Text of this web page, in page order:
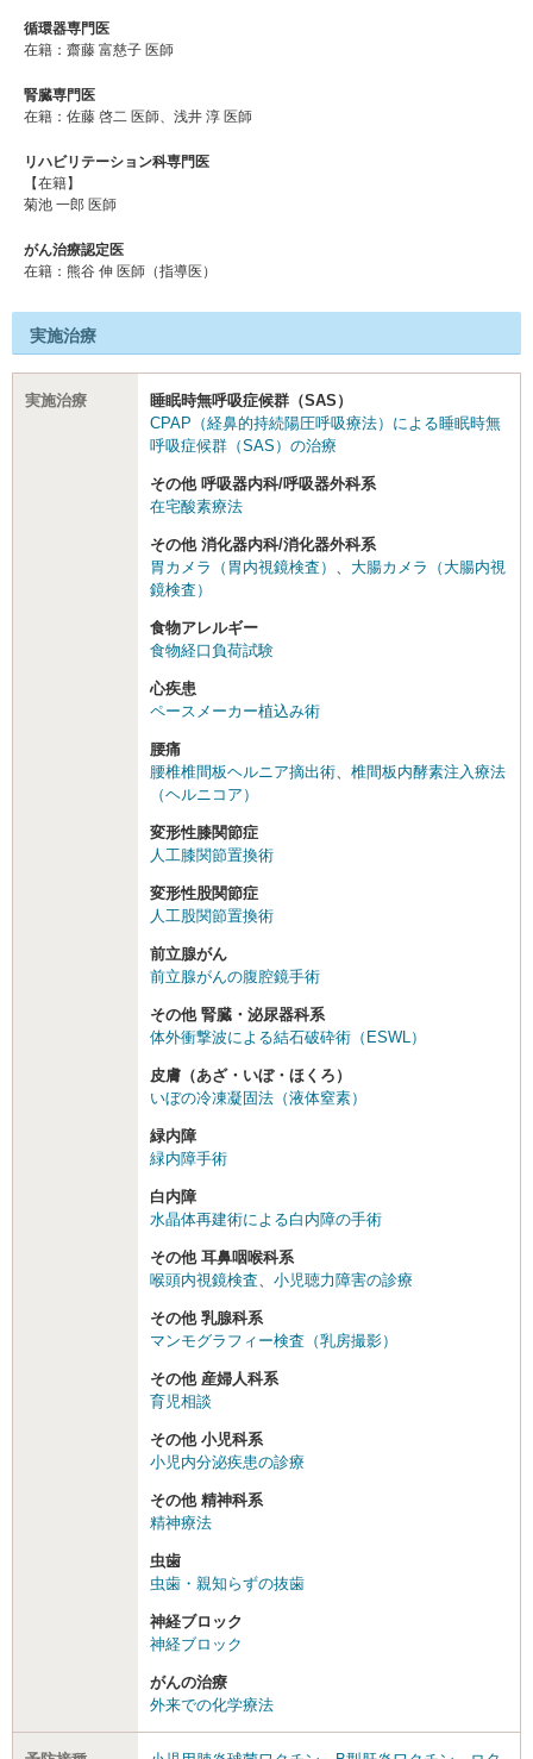
循環器専門医
在籍：齋藤 富慈子 医師
腎臓専門医
在籍：佐藤 啓二 医師、浅井 淳 医師
リハビリテーション科専門医
【在籍】
菊池 一郎 医師
がん治療認定医
在籍：熊⾕ 伸 医師（指導医）
実施治療
実施治療
睡眠時無呼吸症候群（SAS）
CPAP（経鼻的持続陽圧呼吸療法）による睡眠時無
呼吸症候群（SAS）の治療
その他 呼吸器内科/呼吸器外科系
在宅酸素療法
その他 消化器内科/消化器外科系
胃カメラ（胃内視鏡検査）
大腸カメラ（大腸内視
鏡検査）
食物アレルギー
食物経口負荷試験
心疾患
ペースメーカー植込み術
腰痛
腰椎椎間板ヘルニア摘出術
椎間板内酵素注入療法
（ヘルニコア）
変形性膝関節症
人工膝関節置換術
変形性股関節症
人工股関節置換術
前立腺がん
前立腺がんの腹腔鏡手術
その他 腎臓・泌尿器科系
体外衝撃波による結石破砕術（ESWL）
皮膚（あざ・いぼ・ほくろ）
いぼの冷凍凝固法（液体窒素）
緑内障
緑内障手術
白内障
水晶体再建術による白内障の手術
その他 耳鼻咽喉科系
喉頭内視鏡検査
小児聴力障害の診療
その他 乳腺科系
マンモグラフィー検査（乳房撮影）
その他 産婦人科系
育児相談
その他 小児科系
小児内分泌疾患の診療
その他 精神科系
精神療法
虫歯
虫歯・親知らずの抜歯
神経ブロック
神経ブロック
がんの治療
外来での化学療法